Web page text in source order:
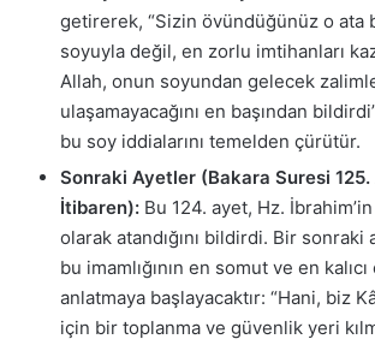
getirerek, “Sizin övündüğünüz o ata
soyuyla değil, en zorlu imtihanları
Allah, onun soyundan gelecek
ulaşamayacağını en başından
bu soy iddialarını temelden çürütür.
Sonraki Ayetler (Bakara Suresi
İtibaren): Bu 124. ayet, Hz.
olarak atandığını bildirdi. Bir
bu imamlığının en somut ve en
anlatmaya başlayacaktır: “Hani, biz
için bir toplanma ve güvenlik yeri